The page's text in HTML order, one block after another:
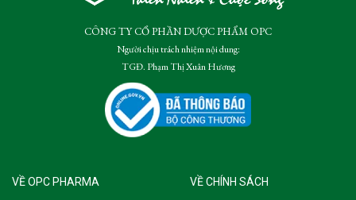
CÔNG TY CỔ PHẦN DƯỢC PHẨM OPC
Người chịu trách nhiệm nội dung:
TGĐ. Phạm Thị Xuân Hương
VỀ OPC PHARMA
VỀ CHÍNH SÁCH